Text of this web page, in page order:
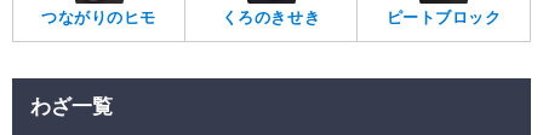
つながりのヒモ くろのきせき ピートブロック
わざ一覧